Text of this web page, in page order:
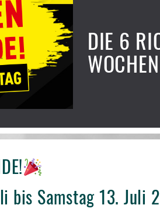
DIE 6
bis Samstag 13. Juli